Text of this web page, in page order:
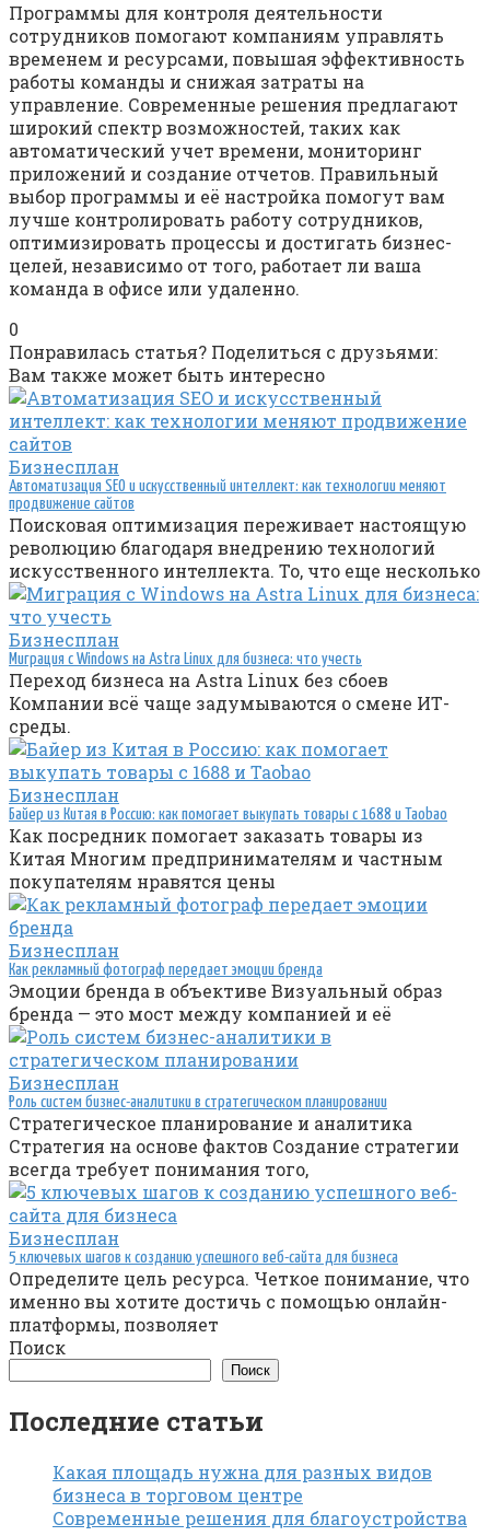
Программы для контроля деятельности
сотрудников помогают компаниям управлять
временем и ресурсами, повышая эффективность
работы команды и снижая затраты на
управление. Современные решения предлагают
широкий спектр возможностей, таких как
автоматический учет времени, мониторинг
приложений и создание отчетов. Правильный
выбор программы и её настройка помогут вам
лучше контролировать работу сотрудников,
оптимизировать процессы и достигать бизнес-
целей, независимо от того, работает ли ваша
команда в офисе или удаленно.
0
Понравилась статья? Поделиться с друзьями:
Вам также может быть интересно
Бизнесплан
Автоматизация SEO и искусственный интеллект: как технологии меняют
продвижение сайтов
Поисковая оптимизация переживает настоящую
революцию благодаря внедрению технологий
искусственного интеллекта. То, что еще несколько
Бизнесплан
Миграция с Windows на Astra Linux для бизнеса: что учесть
Переход бизнеса на Astra Linux без сбоев
Компании всё чаще задумываются о смене ИТ-
среды.
Бизнесплан
Байер из Китая в Россию: как помогает выкупать товары с 1688 и Taobao
Как посредник помогает заказать товары из
Китая Многим предпринимателям и частным
покупателям нравятся цены
Бизнесплан
Как рекламный фотограф передает эмоции бренда
Эмоции бренда в объективе Визуальный образ
бренда — это мост между компанией и её
Бизнесплан
Роль систем бизнес-аналитики в стратегическом планировании
Стратегическое планирование и аналитика
Стратегия на основе фактов Создание стратегии
всегда требует понимания того,
Бизнесплан
5 ключевых шагов к созданию успешного веб-сайта для бизнеса
Определите цель ресурса. Четкое понимание, что
именно вы хотите достичь с помощью онлайн-
платформы, позволяет
Поиск
Поиск
Последние статьи
Какая площадь нужна для разных видов
бизнеса в торговом центре
Современные решения для благоустройства